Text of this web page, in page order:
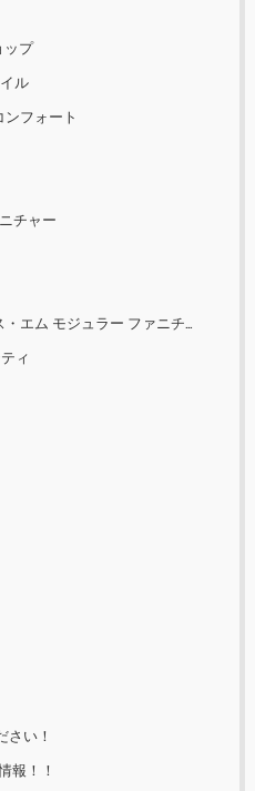
ップ
ル
ンフォート
ニチャー
エム モジュラー ファニチャー
ィ
さい！
報！！